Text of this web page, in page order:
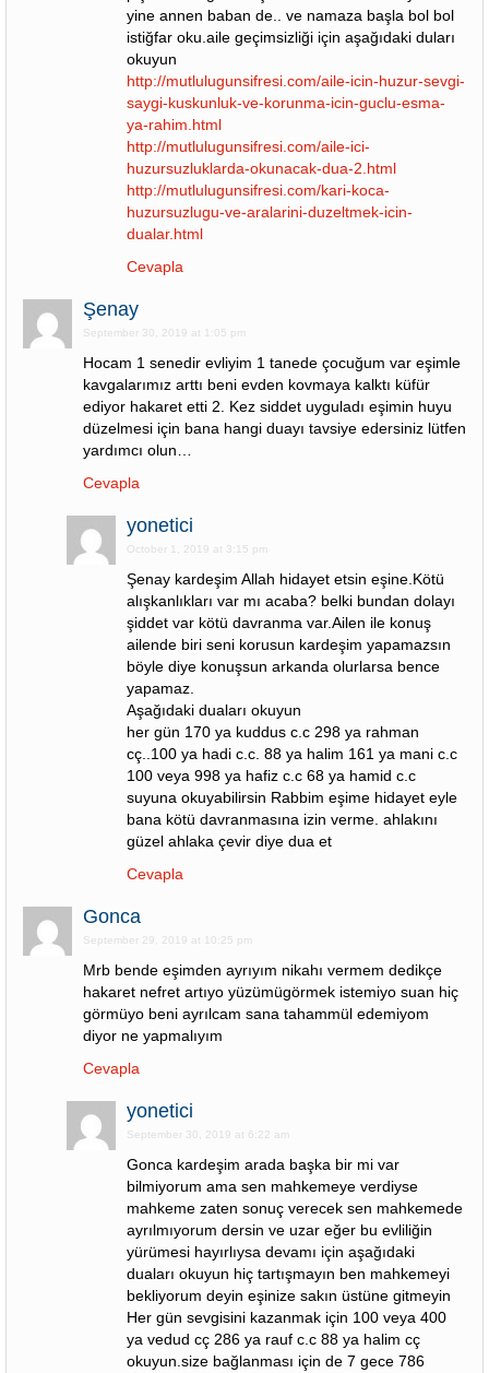
yine annen baban de.. ve namaza başla bol bol
istiğfar oku.aile geçimsizliği için aşağıdaki duları
okuyun
http://mutlulugunsifresi.com/aile-icin-huzur-sevgi-
saygi-kuskunluk-ve-korunma-icin-guclu-esma-
ya-rahim.html
http://mutlulugunsifresi.com/aile-ici-
huzursuzluklarda-okunacak-dua-2.html
http://mutlulugunsifresi.com/kari-koca-
huzursuzlugu-ve-aralarini-duzeltmek-icin-
dualar.html
Cevapla
Şenay
September 30, 2019 at 1:05 pm
Hocam 1 senedir evliyim 1 tanede çocuğum var eşimle
kavgalarımız arttı beni evden kovmaya kalktı küfür
ediyor hakaret etti 2. Kez siddet uyguladı eşimin huyu
düzelmesi için bana hangi duayı tavsiye edersiniz lütfen
yardımcı olun…
Cevapla
yonetici
October 1, 2019 at 3:15 pm
Şenay kardeşim Allah hidayet etsin eşine.Kötü
alışkanlıkları var mı acaba? belki bundan dolayı
şiddet var kötü davranma var.Ailen ile konuş
ailende biri seni korusun kardeşim yapamazsın
böyle diye konuşsun arkanda olurlarsa bence
yapamaz.
Aşağıdaki duaları okuyun
her gün 170 ya kuddus c.c 298 ya rahman
cç..100 ya hadi c.c. 88 ya halim 161 ya mani c.c
100 veya 998 ya hafiz c.c 68 ya hamid c.c
suyuna okuyabilirsin Rabbim eşime hidayet eyle
bana kötü davranmasına izin verme. ahlakını
güzel ahlaka çevir diye dua et
Cevapla
Gonca
September 29, 2019 at 10:25 pm
Mrb bende eşimden ayrıyım nikahı vermem dedikçe
hakaret nefret artıyo yüzümügörmek istemiyo suan hiç
görmüyo beni ayrılcam sana tahammül edemiyom
diyor ne yapmalıyım
Cevapla
yonetici
September 30, 2019 at 6:22 am
Gonca kardeşim arada başka bir mi var
bilmiyorum ama sen mahkemeye verdiyse
mahkeme zaten sonuç verecek sen mahkemede
ayrılmıyorum dersin ve uzar eğer bu evliliğin
yürümesi hayırlıysa devamı için aşağıdaki
duaları okuyun hiç tartışmayın ben mahkemeyi
bekliyorum deyin eşinize sakın üstüne gitmeyin
Her gün sevgisini kazanmak için 100 veya 400
ya vedud cç 286 ya rauf c.c 88 ya halim cç
okuyun.size bağlanması için de 7 gece 786